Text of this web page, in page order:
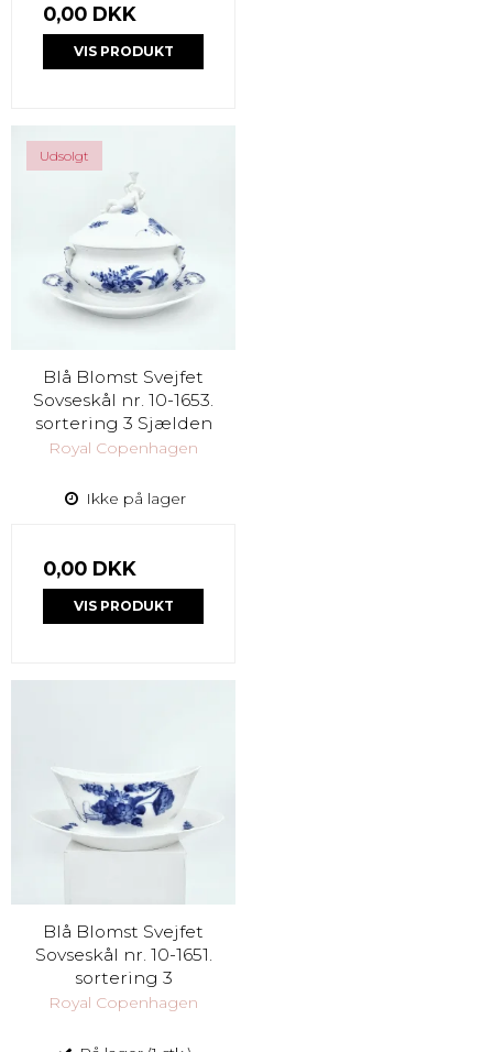
0,00 DKK
VIS PRODUKT
Udsolgt
Blå Blomst Svejfet
Sovseskål nr. 10-1653.
sortering 3 Sjælden
Royal Copenhagen
Ikke på lager
0,00 DKK
VIS PRODUKT
Blå Blomst Svejfet
Sovseskål nr. 10-1651.
sortering 3
Royal Copenhagen